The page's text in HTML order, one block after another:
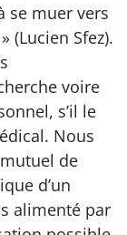
se muer vers
(Lucien Sfez).
voire
s’il le
Nous
de
d’un
alimenté par